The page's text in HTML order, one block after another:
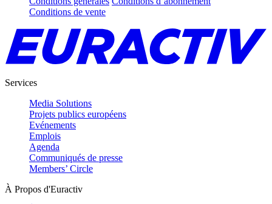
Conditions de vente
Services
Media Solutions
Projets publics européens
Evénements
Emplois
Agenda
Communiqués de presse
Members’ Circle
À Propos d'Euractiv